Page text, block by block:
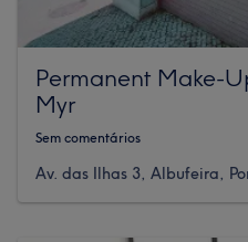
Permanent Make-
Myr
Sem comentários
Av. das Ilhas 3, Albufeira,